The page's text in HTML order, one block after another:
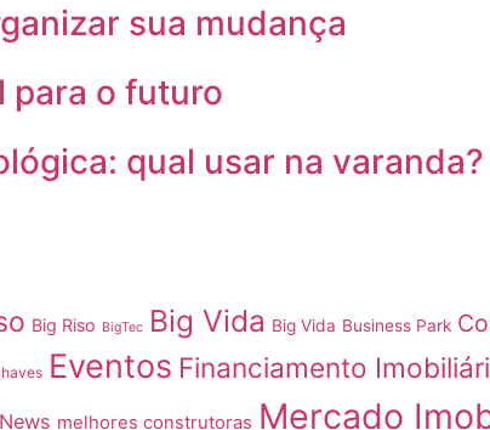
sua mudança
para o futuro
qual usar na varanda?
Big Riso BigTec Big Vida Big Vida Business Park
Eventos Financiamento
melhores construtoras Mercado